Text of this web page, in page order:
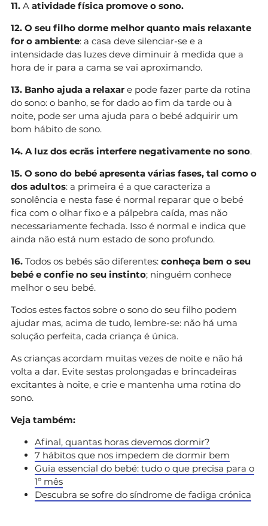
11. A atividade física promove o sono.
12. O seu filho dorme melhor quanto mais relaxante
for o ambiente: a casa deve silenciar-se e a
intensidade das luzes deve diminuir à medida que a
hora de ir para a cama se vai aproximando.
13. Banho ajuda a relaxar e pode fazer parte da rotina
do sono: o banho, se for dado ao fim da tarde ou à
noite, pode ser uma ajuda para o bebé adquirir um
bom hábito de sono.
14. A luz dos ecrãs interfere negativamente no sono.
15. O sono do bebé apresenta várias fases, tal como o
dos adultos: a primeira é a que caracteriza a
sonolência e nesta fase é normal reparar que o bebé
fica com o olhar fixo e a pálpebra caída, mas não
necessariamente fechada. Isso é normal e indica que
ainda não está num estado de sono profundo.
16. Todos os bebés são diferentes: conheça bem o seu
bebé e confie no seu instinto; ninguém conhece
melhor o seu bebé.
Todos estes factos sobre o sono do seu filho podem
ajudar mas, acima de tudo, lembre-se: não há uma
solução perfeita, cada criança é única.
As crianças acordam muitas vezes de noite e não há
volta a dar. Evite sestas prolongadas e brincadeiras
excitantes à noite, e crie e mantenha uma rotina do
sono.
Veja também:
Afinal, quantas horas devemos dormir?
7 hábitos que nos impedem de dormir bem
Guia essencial do bebé: tudo o que precisa para o
1º mês
Descubra se sofre do síndrome de fadiga crónica